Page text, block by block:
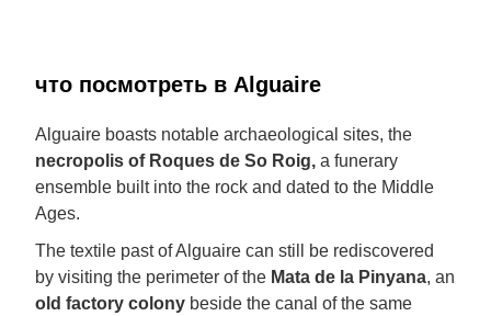
что посмотреть в Alguaire
Alguaire boasts notable archaeological sites, the
necropolis of Roques de So Roig, a funerary
ensemble built into the rock and dated to the Middle
Ages.
The textile past of Alguaire can still be rediscovered
by visiting the perimeter of the Mata de la Pinyana, an
old factory colony beside the canal of the same